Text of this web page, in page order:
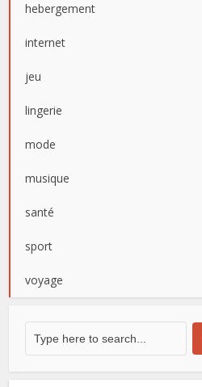
hebergement
internet
jeu
lingerie
mode
musique
santé
sport
voyage